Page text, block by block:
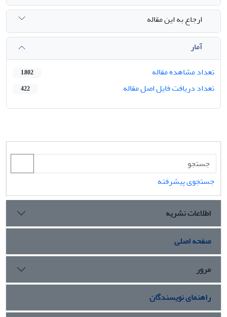
ارجاع به این مقاله
آمار
تعداد مشاهده مقاله
1,802
تعداد دریافت فایل اصل مقاله 422
جستجوی پیشرفته
اطلاعات نشریه
صفحه اصلی
مرور
راهنمای نویسندگان